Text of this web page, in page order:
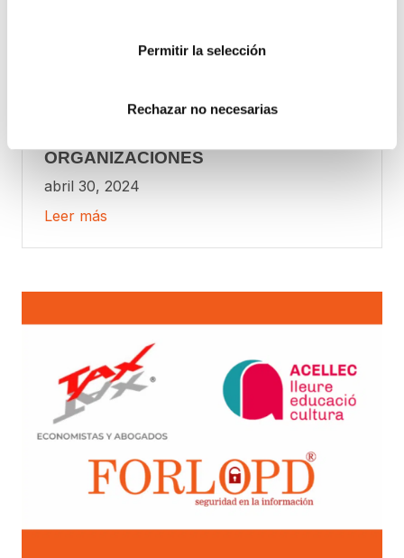
Permitir la selección
Rechazar no necesarias
WEBINAR 9 DE MAYO SOBRE
ORGANIZACIONES
abril 30, 2024
Leer más